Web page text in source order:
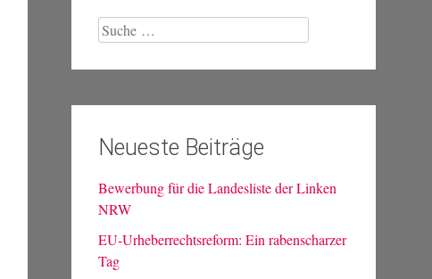
Suche
nach:
Neueste Beiträge
Bewerbung für die Landesliste der Linken
NRW
EU-Urheberrechtsreform: Ein rabenscharzer
Tag